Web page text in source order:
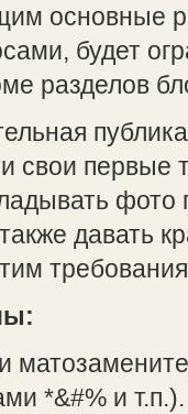
основные
будет
разделов
свои первые
фото
давать
*&#% и